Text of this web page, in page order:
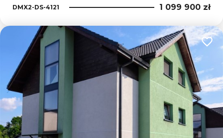
DMX2-DS-4121 1 099 900 zł